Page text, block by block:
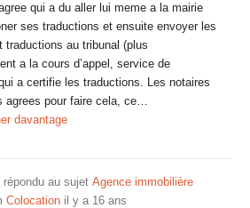
qui a du aller lui meme a la mairie
ses traductions et ensuite envoyer les
traductions au tribunal (plus
a la cours d’appel, service de
qui a certifie les traductions. Les notaires
agrees pour faire cela, ce…
davantage
répondu au sujet Agence immobilière
Colocation il y a 16 ans